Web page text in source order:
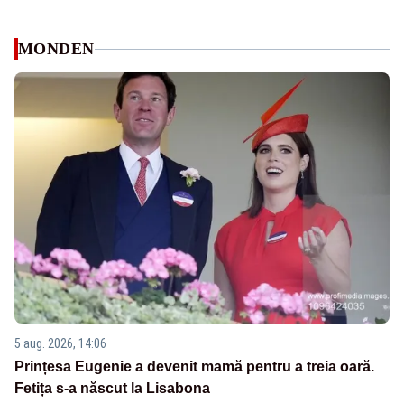
MONDEN
5 aug. 2026, 14:06
Prințesa Eugenie a devenit mamă pentru a treia oară.
Fetița s-a născut la Lisabona